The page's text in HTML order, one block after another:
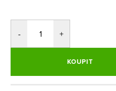
KOUPIT